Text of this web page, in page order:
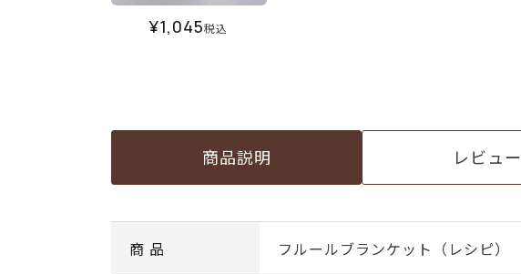
¥1,045税込
商品説明 レビュー
商 品 フルールブランケット（レシピ）